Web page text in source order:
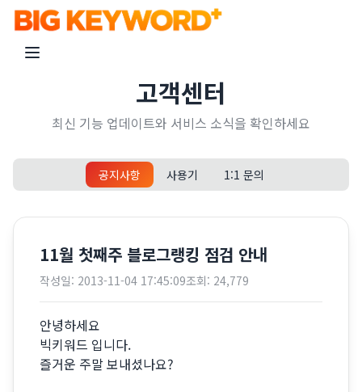
고객센터
최신 기능 업데이트와 서비스 소식을 확인하세요
공지사항 사용기 1:1 문의
11월 첫째주 블로그랭킹 점검 안내
작성일: 2013-11-04 17:45:09조회: 24,779
안녕하세요
빅키워드 입니다.
즐거운 주말 보내셨나요?